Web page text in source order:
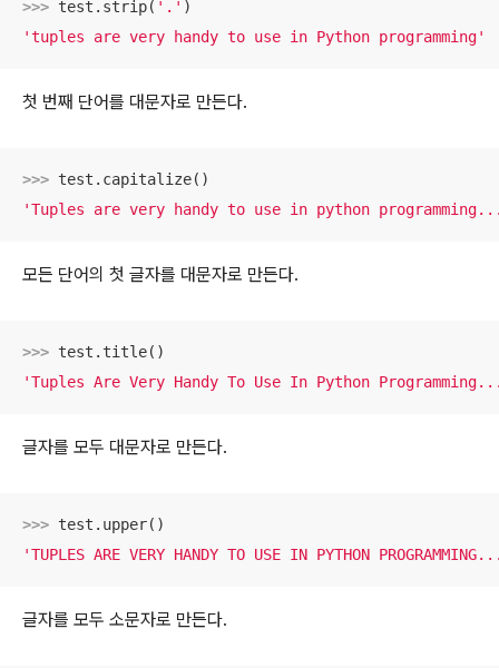
>>> test.strip( '.'
'tuples are very handy to use in Python programming'
첫 번째 단어를 대문자로 만든다.
>>>
'Tuples are very handy to use in python
모든 단어의 첫 글자를 대문자로 만든다.
>>>
'Tuples Are Very Handy To Use In Python
글자를 모두 대문자로 만든다.
>>>
'TUPLES ARE VERY HANDY TO USE IN PYTHON
글자를 모두 소문자로 만든다.